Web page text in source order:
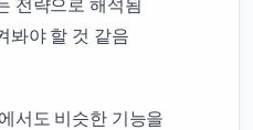
전략으로 해석됨
봐야 할 것 같음
서도 비슷한 기능을